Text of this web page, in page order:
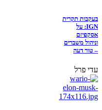
בעקבות תקרית
IGN: על
אסקפיזם
וניהול משברים
– טור דעה
עדי פרל